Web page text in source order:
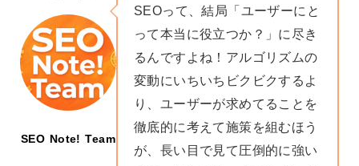
SEO Note! Team
SEOって、結局「ユーザーにと
って本当に役立つか？」に尽き
るんですよね！アルゴリズムの
変動にいちいちビクビクするよ
り、ユーザーが求めてることを
徹底的に考えて施策を組むほう
が、長い目で見て圧倒的に強い